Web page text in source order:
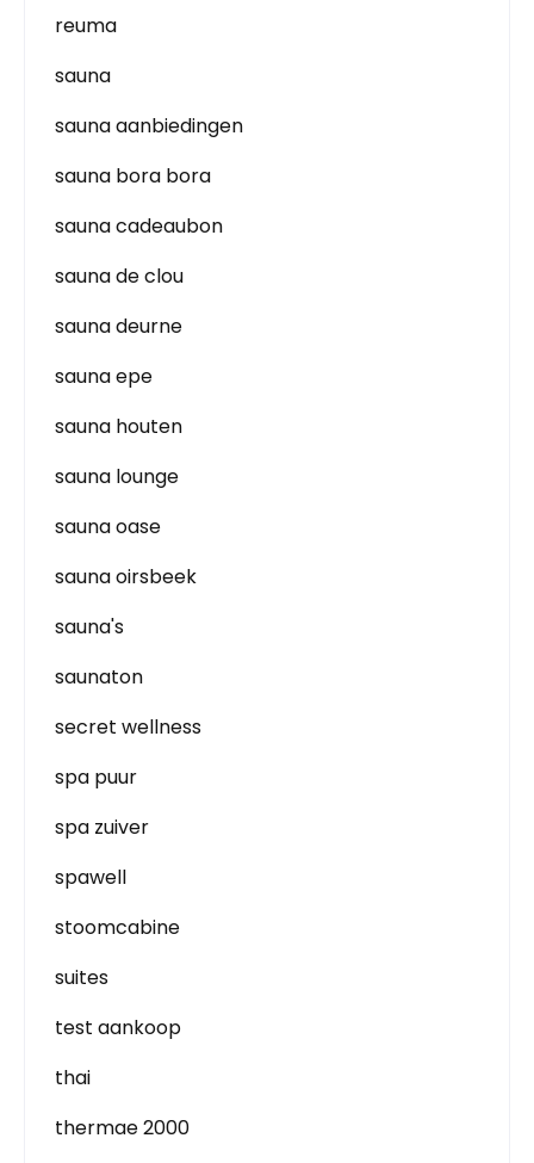
reuma
sauna
sauna aanbiedingen
sauna bora bora
sauna cadeaubon
sauna de clou
sauna deurne
sauna epe
sauna houten
sauna lounge
sauna oase
sauna oirsbeek
sauna's
saunaton
secret wellness
spa puur
spa zuiver
spawell
stoomcabine
suites
test aankoop
thai
thermae 2000